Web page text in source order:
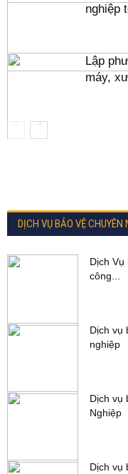
nghiệp
Lập
máy,
DỊCH VỤ BẢO VỆ CHUYÊN
Dịch
công...
Dịch vụ
nghiệp
Dịch vụ
Nghiệp
Dịch vụ